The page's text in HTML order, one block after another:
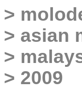
>
> asian
>
> 2009